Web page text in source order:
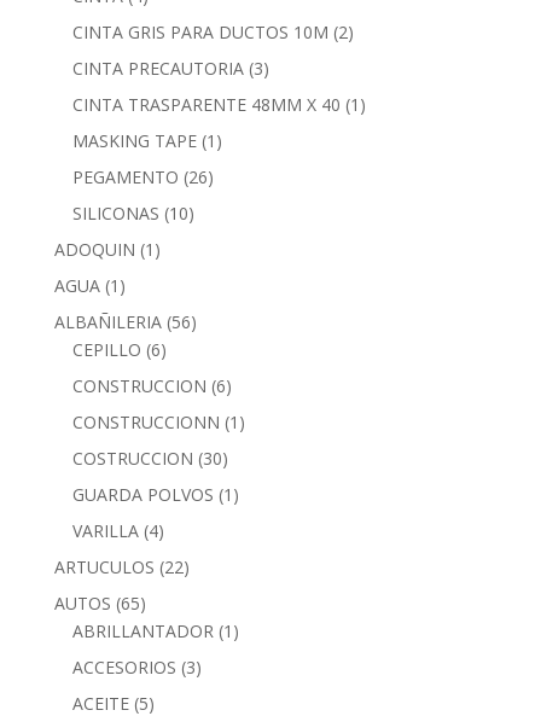
CINTA GRIS PARA DUCTOS 10M (2)
CINTA PRECAUTORIA (3)
CINTA TRASPARENTE 48MM X 40 (1)
MASKING TAPE (1)
PEGAMENTO (26)
SILICONAS (10)
ADOQUIN (1)
AGUA (1)
ALBAÑILERIA (56)
CEPILLO (6)
CONSTRUCCION (6)
CONSTRUCCIONN (1)
COSTRUCCION (30)
GUARDA POLVOS (1)
VARILLA (4)
ARTUCULOS (22)
AUTOS (65)
ABRILLANTADOR (1)
ACCESORIOS (3)
ACEITE (5)